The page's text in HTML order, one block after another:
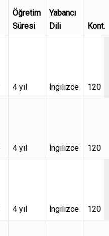
Öğretim
Süresi
Yabancı
Dili
Kont.
4 yıl İngilizce 120
4 yıl İngilizce 120
4 yıl İngilizce 120